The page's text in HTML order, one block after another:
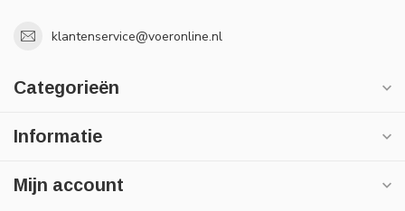
klantenservice@voeronline.nl
Categorieën
Informatie
Mijn account